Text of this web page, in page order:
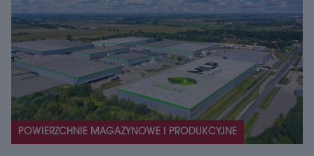
POWIERZCHNIE MAGAZYNOWE I PRODUKCYJNE